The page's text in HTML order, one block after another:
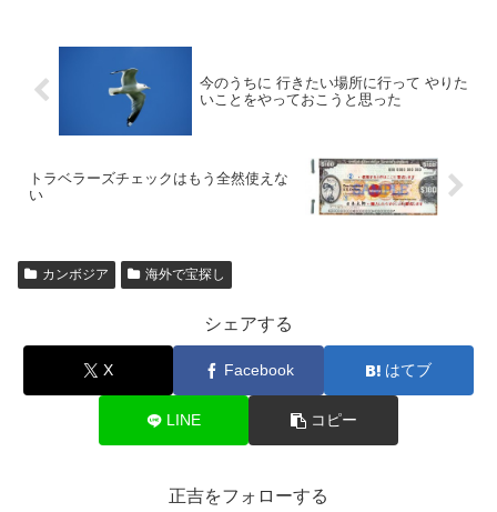
今のうちに 行きたい場所に行って やりた
いことをやっておこうと思った
トラベラーズチェックはもう全然使えな
い
カンボジア 海外で宝探し
シェアする
X Facebook はてブ
LINE コピー
正吉をフォローする